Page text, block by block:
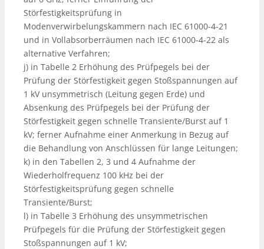
Störfestigkeitsprüfung in
Modenverwirbelungskammern nach IEC 61000-4-21
und in Vollabsorberräumen nach IEC 61000-4-22 als
alternative Verfahren;
j) in Tabelle 2 Erhöhung des Prüfpegels bei der
Prüfung der Störfestigkeit gegen Stoßspannungen auf
1 kV unsymmetrisch (Leitung gegen Erde) und
Absenkung des Prüfpegels bei der Prüfung der
Störfestigkeit gegen schnelle Transiente/Burst auf 1
kV; ferner Aufnahme einer Anmerkung in Bezug auf
die Behandlung von Anschlüssen für lange Leitungen;
k) in den Tabellen 2, 3 und 4 Aufnahme der
Wiederholfrequenz 100 kHz bei der
Störfestigkeitsprüfung gegen schnelle
Transiente/Burst;
l) in Tabelle 3 Erhöhung des unsymmetrischen
Prüfpegels für die Prüfung der Störfestigkeit gegen
Stoßspannungen auf 1 kV;